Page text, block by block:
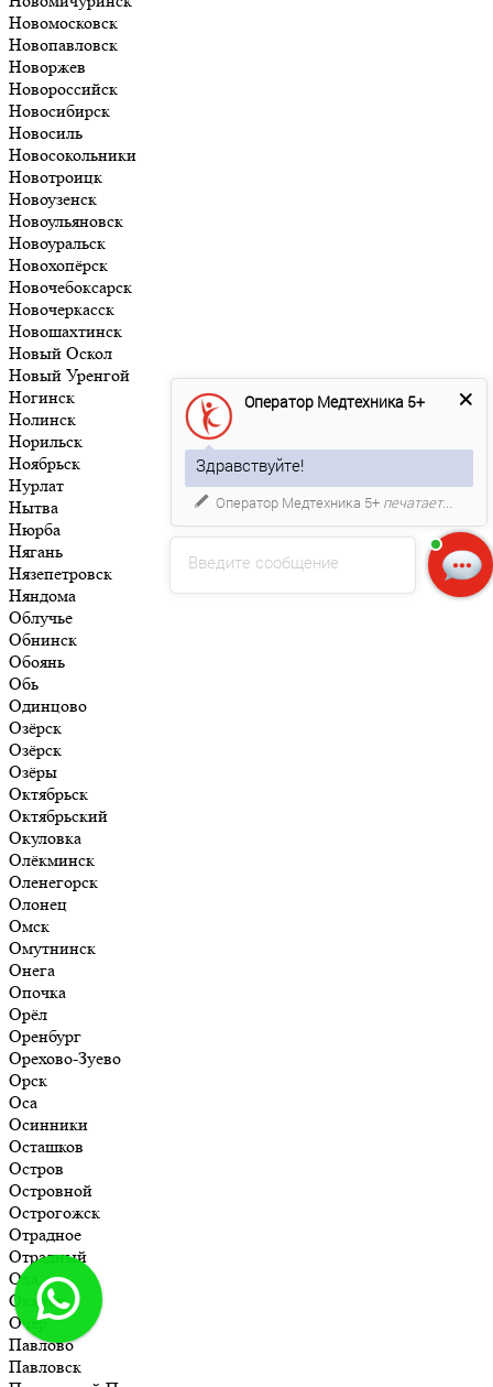
Новомосковск
Новопавловск
Новоржев
Новороссийск
Новосибирск
Новосиль
Новосокольники
Новотроицк
Новоузенск
Новоульяновск
Новоуральск
Новохопёрск
Новочебоксарск
Новочеркасск
Новошахтинск
Новый Оскол
Новый Уренгой
Ногинск
Нолинск
Норильск
Ноябрьск
Нурлат
Нытва
Нюрба
Нягань
Нязепетровск
Няндома
Облучье
Обнинск
Обоянь
Обь
Одинцово
Озёрск
Озёрск
Озёры
Октябрьск
Октябрьский
Окуловка
Олёкминск
Оленегорск
Олонец
Омск
Омутнинск
Онега
Опочка
Орёл
Оренбург
Орехово-Зуево
Орск
Оса
Осинники
Осташков
Остров
Островной
Острогожск
Отрадное
Отрадный
Оха
Оханск
Очёр
Павлово
Павловск
Введите сообщение
Оператор Медтехника 5+
Здравствуйте!
Оператор Медтехника 5+ печатает...